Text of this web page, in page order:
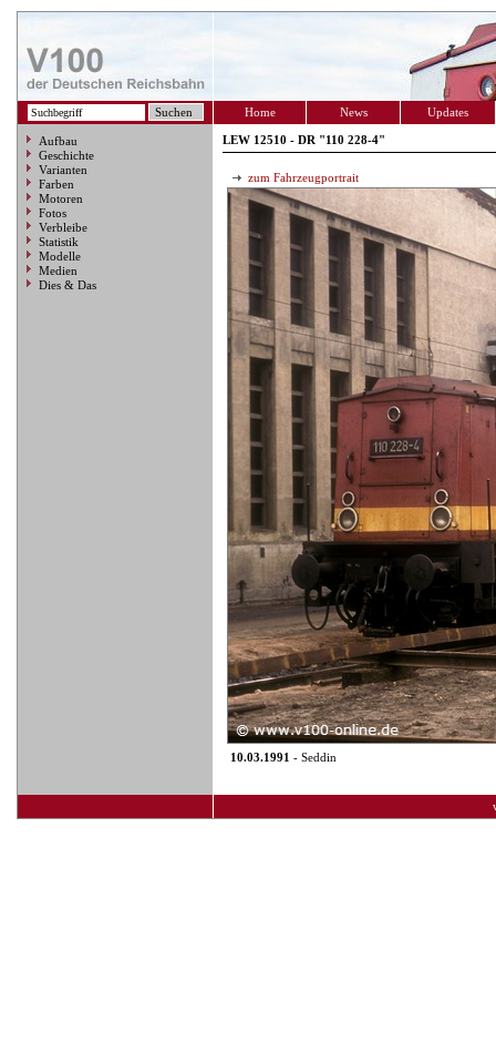
Home News Updates
Aufbau
Geschichte
Varianten
Farben
Motoren
Fotos
Verbleibe
Statistik
Modelle
Medien
Dies & Das
LEW 12510 - DR "110 228-4"
zum Fahrzeugportrait
10.03.1991 - Seddin